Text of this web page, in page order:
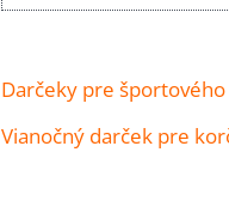
Darčeky pre
Vianočný darček pre